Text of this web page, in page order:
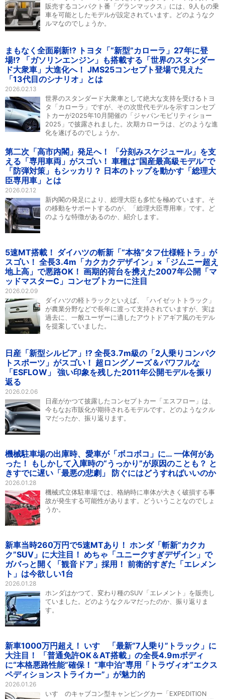
販売するコンパクト番「グランマックス」には、9人もの乗
車を可能としたモデルが設定されています。どのようなク
ルマなのでしょうか。
まもなく全面刷新!? トヨタ「“新型”カローラ」27年に登
場!? 「ガソリンエンジン」も搭載する「世界のスタンダー
ド大衆車」大進化へ！ JMS25コンセプト登場で見えた
「13代目のシナリオ」とは
2026.02.13
世界のスタンダード大衆車として絶大な支持を受けるトヨ
タ「カローラ」ですが、その次世代モデルを示すコンセプ
トカーが2025年10月開催の「ジャパンモビリティショー
2025」で披露されました。次期カローラは、どのような進
化を遂げるのでしょうか。
第二次「高市内閣」発足へ！ 「分刻みスケジュール」を支
える「専用車両」がスゴい！ 車種は“国産最高級モデル”で
「防弾対策」もシッカリ？ 日本のトップを動かす「総理大
臣専用車」とは
2026.02.12
新内閣の発足により、総理大臣も多忙を極めています。そ
の移動をサポートするのが、「総理大臣専用車」です。ど
のような特徴があるのか、紹介します。
5速MT搭載！ ダイハツの斬新「“本格”タフ仕様軽トラ」が
スゴい！ 全長3.4m「カクカクデザイン」×「ジムニー超え
地上高」で悪路OK！ 画期的荷台を携えた2007年公開「マ
ッドマスターC」コンセプトカーに注目
2026.02.09
ダイハツの軽トラックといえば、「ハイゼットトラック」
が農業分野などで長年に渡って支持されていますが、実は
過去に、一般ユーザーに適したアウトドアギア風のモデル
を提案していました。
日産「新型シルビア」!? 全長3.7m級の「2人乗りコンパク
トスポーツ」がスゴい！ 超ロングノーズ＆パワフルな
「ESFLOW」 強い印象を残した2011年公開モデルを振り
返る
2026.02.06
日産がかつて披露したコンセプトカー「エスフロー」は、
今もなお市販化が期待されるモデルです。どのようなクル
マだったか、振り返ります。
機械駐車場の出庫時、愛車が「ボコボコ」に… 一体何があ
った！ もしかして入庫時の“うっかり”が原因のことも？ と
きすでに遅い「最悪の悲劇」 防ぐにはどうすればいいのか
2026.01.28
機械式立体駐車場では、格納時に車体が大きく破損する事
故が発生する可能性があります。どういうことなのでしょ
うか。
新車当時260万円で5速MTあり！ ホンダ「斬新”カクカ
ク”SUV」に大注目！ めちゃ「ユニークすぎデザイン」で
ガバっと開く「観音ドア」採用！ 前衛的すぎた「エレメン
ト」は今欲しい1台
2026.01.28
ホンダはかつて、変わり種のSUV「エレメント」を販売し
ていました。どのようなクルマだったのか、振り返りま
す。
新車1000万円超え！ いすゞ「最新“7人乗り”トラック」に
大注目！ 「普通免許OK＆AT搭載」の全長4.9mボディ
に“本格悪路性能”確保！ “車中泊”専用「トラヴィオ“エクス
ペディションストライカー”」が魅力的
2026.01.26
いすゞのキャブコン型キャンピングカー「EXPEDITION